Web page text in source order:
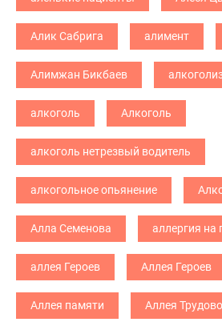
Алик Сабрига алимент
Алимжан Бикбаев
алкоголь Алкоголь
алкоголь нетрезвый водитель
алкогольное опьянение
Алла Семенова аллергия на
аллея Героев Аллея Героев
Аллея памяти Аллея